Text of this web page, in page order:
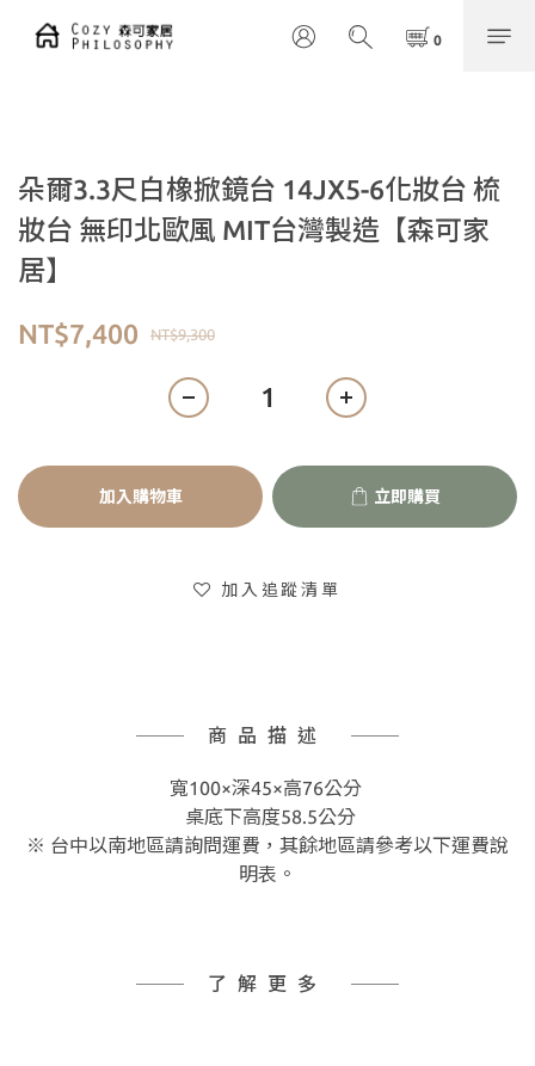
朵爾3.3尺白橡掀鏡台 14JX5-6化妝台 梳
妝台 無印北歐風 MIT台灣製造【森可家
居】
NT$9,300
NT$7,400
加入購物車 立即購買
加入追蹤清單
商品描述
寬100×深45×高76公分
桌底下高度58.5公分
※ 台中以南地區請詢問運費，其餘地區請參考以下運費說
明表。
了解更多